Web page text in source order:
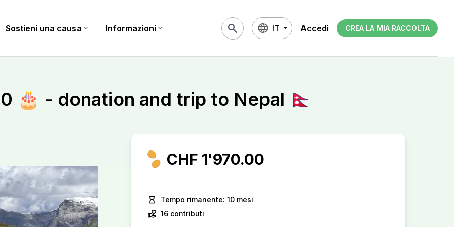
Sostieni una causa expand_more Informazioni expand_more search IT Accedi CREA LA MIA RACCOLTA
🎂 - donation and trip to Nepal 🇳🇵
CHF 1'970.00
hourglass_empty Tempo rimanente: 10 mesi
volunteer_activism 16 contributi